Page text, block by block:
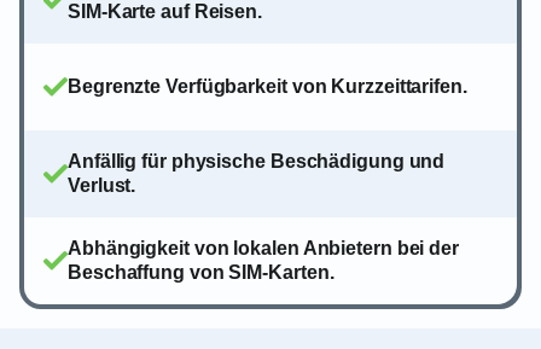
SIM-Karte auf Reisen.
Begrenzte Verfügbarkeit von Kurzzeittarifen.
Anfällig für physische Beschädigung und
Verlust.
Abhängigkeit von lokalen Anbietern bei der
Beschaffung von SIM-Karten.